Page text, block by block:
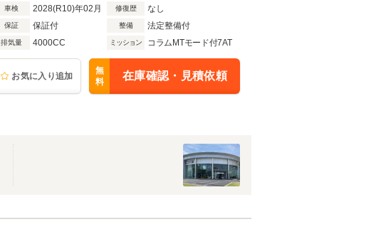
車検 2028(R10)年02月 修復歴 なし
保証 保証付 整備 法定整備付
排気量 4000CC ミッション コラムMTモード付7AT
お気に入り追加
無
料
在庫確認・見積依頼